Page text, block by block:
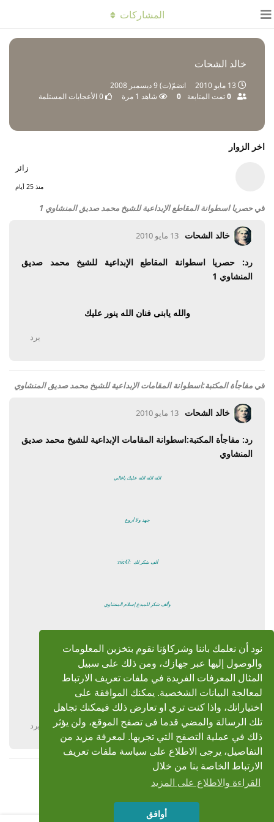
نود أن نعلمك باننا وشركاؤنا نقوم بتخزين المعلومات
والوصول إليها عبر جهازك، ومن ذلك على سبيل
المثال المعرفات الفريدة في ملفات تعريف الارتباط
لمعالجة البيانات الشخصية. يمكنك الموافقة على
اختياراتك، واذا كنت تري او تعارض ذلك فيمكنك تجاهل
تلك الرسالة والمضي قدما فى تصفح الموقع، ولن يؤثر
ذلك في عملية التصفح التي تجريها. لمعرفة مزيد من
التفاصيل، يرجى الاطلاع على سياسة ملفات تعريف
الارتباط الخاصة بنا من خلال
القراءة والاطلاع على المزيد
أوافق
خالد الشحات
13 مايو 2010 انضمّ(ت)9 ديسمبر 2008
0تمت المتابعة 0 شاهد 1 مرة 0الأعجابات المستلمة
المشاركات
اخر الزوار
زائر
منذ 25 أيام
فيحصريا اسطوانة المقاطع الإبداعية للشيخ محمد صديق المنشاوي 1
خالد الشحات 13 مايو 2010
رد: حصريا اسطوانة المقاطع الإبداعية للشيخ محمد صديق
المنشاوي 1
والله يابنى فنان الله ينور عليك
يرد
في مفاجأة المكتبة:اسطوانة المقامات الإبداعية للشيخ محمد صديق المنشاوي
خالد الشحات 13 مايو 2010
رد: مفاجأة المكتبة:اسطوانة المقامات الإبداعية للشيخ محمد صديق
المنشاوي
الله الله الله عليك ياغالي
جهد ولا أروع
ألف شكر لك :nic47:
وألف شكر للمبدع إسلام المنشاوي
جزاكما الله كل خير
بارك الله فيكم
يرد